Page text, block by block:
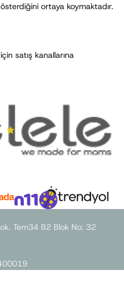
ortaya koymaktadır.
satış kanallarına
Tem34 B2 Blok No: 32